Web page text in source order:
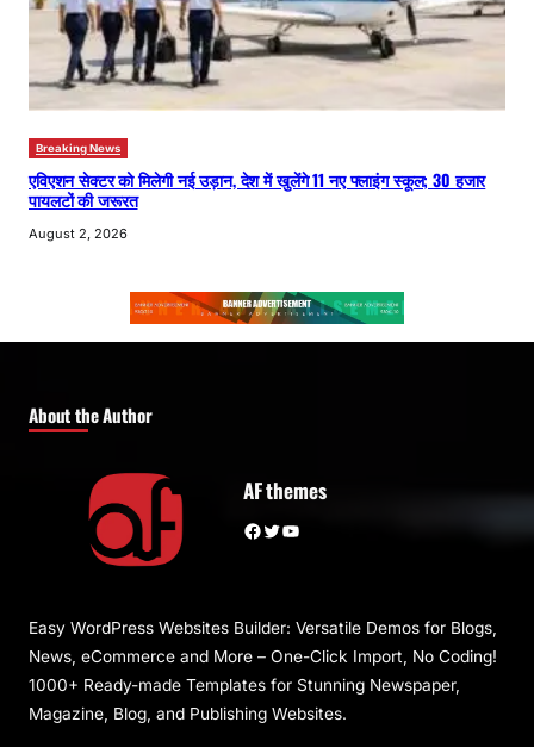
Breaking News
एविएशन सेक्टर को मिलेगी नई उड़ान, देश में खुलेंगे 11 नए फ्लाइंग स्कूल; 30 हजार
पायलटों की जरूरत
August 2, 2026
About the Author
AF themes
Facebook Twitter YouTube
Easy WordPress Websites Builder: Versatile Demos for Blogs,
News, eCommerce and More – One-Click Import, No Coding!
1000+ Ready-made Templates for Stunning Newspaper,
Magazine, Blog, and Publishing Websites.